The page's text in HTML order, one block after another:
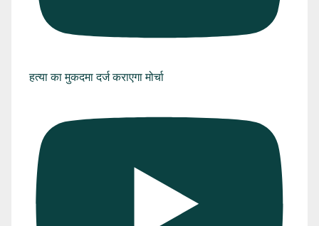
हत्या का मुकदमा दर्ज कराएगा मोर्चा